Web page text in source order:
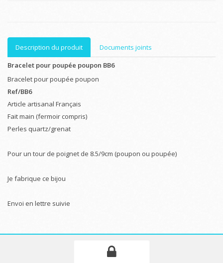
Description du produit
Documents joints
Bracelet pour poupée poupon BB6
Bracelet pour poupée poupon
Ref/BB6
Article artisanal Français
Fait main (fermoir compris)
Perles quartz/grenat
Pour un tour de poignet de 8.5/9cm (poupon ou poupée)
Je fabrique ce bijou
Envoi en lettre suivie